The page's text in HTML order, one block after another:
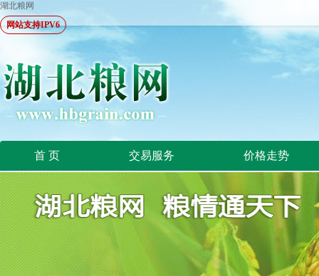
湖北粮网
网站支持IPV6
首 页 交易服务 价格走势